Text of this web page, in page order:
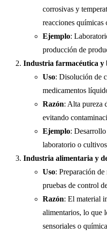
corrosivas y
reacciones químicas
Ejemplo:
producción de
Industria farmacéutica y
Uso: Disolución de
medicamentos
Razón: Alta pureza
evitando
Ejemplo:
laboratorio o
Industria alimentaria y
Uso: Preparación
pruebas de control
Razón: El material
alimentarios, lo que
sensoriales o